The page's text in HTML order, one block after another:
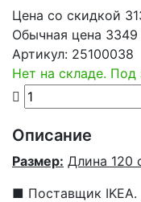
Цена со скидкой
Обычная цена 3349
Артикул: 25100038
Нет на складе. Под
Описание
Размер: Длина 120
■ Поставщик IKEA.